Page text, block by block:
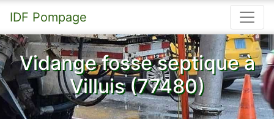
IDF Pompage
Vidange fosse septique à
Villuis (77480)